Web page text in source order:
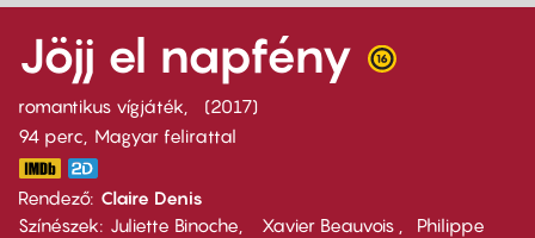
Jöjj el napfény
romantikus vígjáték
2017
94 perc,
Magyar felirattal
Rendező Claire Denis
Színészek
Juliette Binoche Xavier Beauvois
Philippe